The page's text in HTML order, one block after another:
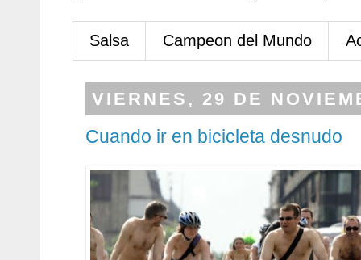
Salsa Campeon del Mundo
VIERNES, 29 DE
Cuando ir en bicicleta desnudo